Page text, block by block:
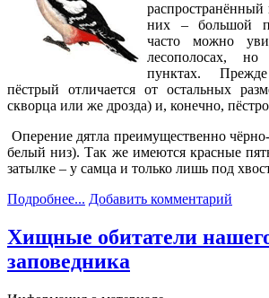
них – большой
часто можно
лесополосах,
пунктах.
пёстрый отличается от остальных
скворца или же дрозда) и, конечно,
Оперение дятла преимущественно
белый низ). Так же имеются красные
затылке – у самца и только лишь под
Подробнее... Добавить комментарий
Хищные обитатели
заповедника